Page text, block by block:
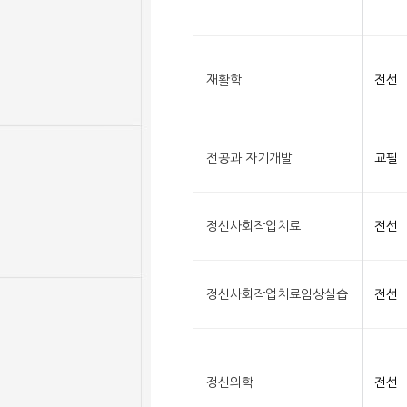
재활학 전선
전공과 자기개발 교필
정신사회작업치료 전선
정신사회작업치료임상실습 전선
정신의학 전선